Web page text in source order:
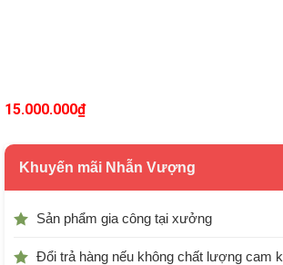
15.000.000₫
Khuyến mãi Nhẫn Vượng
Sản phẩm gia công tại xưởng
Đổi trả hàng nếu không chất lượng cam